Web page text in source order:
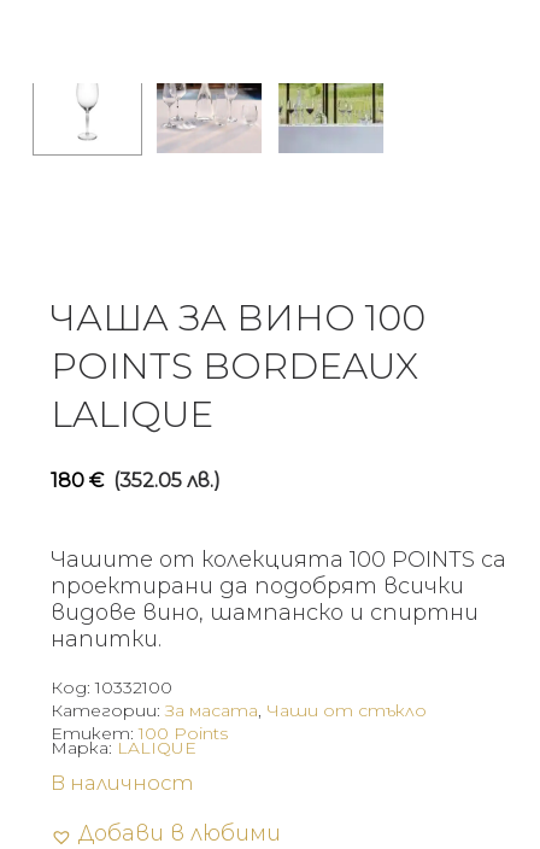
ЧАША ЗА ВИНО 100
POINTS BORDEAUX
LALIQUE
180 € (352.05 лв.)
Чашите от колекцията 100 POINTS са
проектирани да подобрят всички
видове вино, шампанско и спиртни
напитки.
Код:10332100
Категории:За масата, Чаши от стъкло
Етикет:100 Points
В наличност
Добави в любими
Марка: LALIQUE